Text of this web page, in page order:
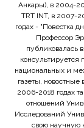
Анкары), в 2004-
TRT INT, в 2007-
годах - "Повестка
Профессор
публиковалась
консультируется
национальных и
газеты,
2006-2018 годах
отношений
Исследований
свою научную